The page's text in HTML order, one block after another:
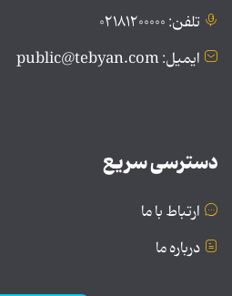
تلفن: ۰۲۱۸۱۲۰۰۰۰۰
ایمیل: public@tebyan.com
دسترسی سریع
ارتباط با ما
درباره ما